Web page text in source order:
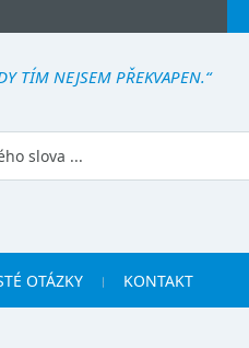
TÍM NEJSEM PŘEKVAPEN.“
OTÁZKY KONTAKT